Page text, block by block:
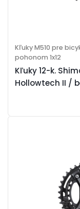
Kľuky 12-k.
Hollowtech II /
Kľuky M510 pre
pohonom 1x12